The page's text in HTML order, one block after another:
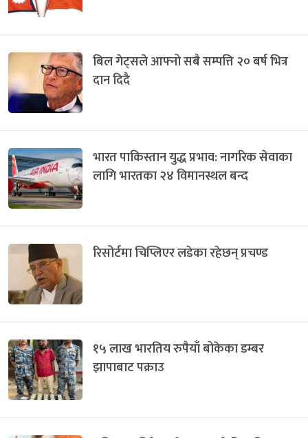
बिल गेट्सले आफ्नो सबै सम्पत्ति २० बर्ष भित्र
दान दिदै
भारत पाकिस्तान युद्ध प्रभाव: नागरिक सेवाका
लागि भारतका २४ विमानस्थल बन्द
रिसोर्टमा चिप्लिएर लडेका रहेछन् प्रचण्ड
१५ लाख भारतिय रुपैयाँ बोकेका डम्बर
झापाबाट पक्राउ